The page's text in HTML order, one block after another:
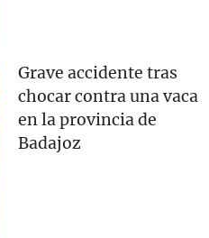
Grave accidente tras
chocar contra una vaca
en la provincia de
Badajoz